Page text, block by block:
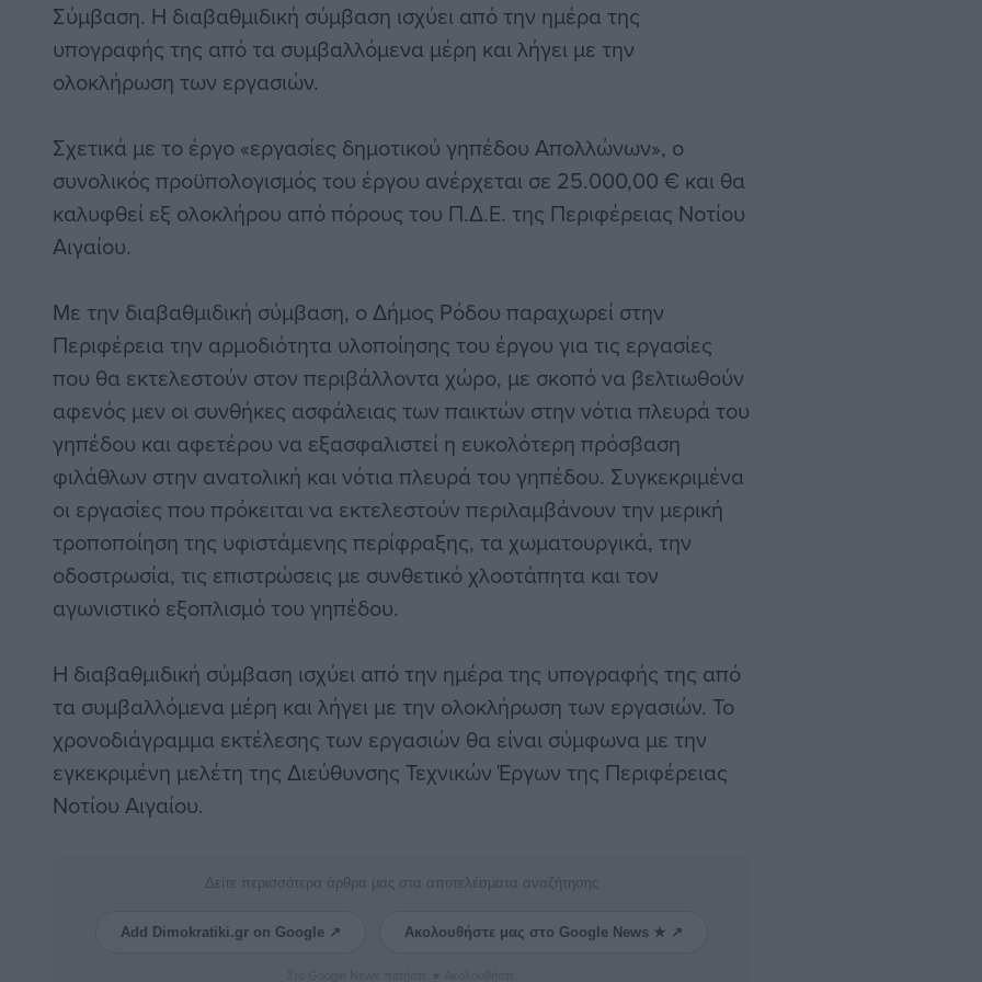
Σύμβαση. Η διαβαθμιδική σύμβαση ισχύει από την ημέρα της
υπογραφής της από τα συμβαλλόμενα μέρη και λήγει με την
ολοκλήρωση των εργασιών.
Σχετικά με το έργο «εργασίες δημοτικού γηπέδου Απολλώνων», ο
συνολικός προϋπολογισμός του έργου ανέρχεται σε 25.000,00 € και θα
καλυφθεί εξ ολοκλήρου από πόρους του Π.Δ.Ε. της Περιφέρειας Νοτίου
Αιγαίου.
Με την διαβαθμιδική σύμβαση, ο Δήμος Ρόδου παραχωρεί στην
Περιφέρεια την αρμοδιότητα υλοποίησης του έργου για τις εργασίες
που θα εκτελεστούν στον περιβάλλοντα χώρο, με σκοπό να βελτιωθούν
αφενός μεν οι συνθήκες ασφάλειας των παικτών στην νότια πλευρά του
γηπέδου και αφετέρου να εξασφαλιστεί η ευκολότερη πρόσβαση
φιλάθλων στην ανατολική και νότια πλευρά του γηπέδου. Συγκεκριμένα
οι εργασίες που πρόκειται να εκτελεστούν περιλαμβάνουν την μερική
τροποποίηση της υφιστάμενης περίφραξης, τα χωματουργικά, την
οδοστρωσία, τις επιστρώσεις με συνθετικό χλοοτάπητα και τον
αγωνιστικό εξοπλισμό του γηπέδου.
Η διαβαθμιδική σύμβαση ισχύει από την ημέρα της υπογραφής της από
τα συμβαλλόμενα μέρη και λήγει με την ολοκλήρωση των εργασιών. Το
χρονοδιάγραμμα εκτέλεσης των εργασιών θα είναι σύμφωνα με την
εγκεκριμένη μελέτη της Διεύθυνσης Τεχνικών Έργων της Περιφέρειας
Νοτίου Αιγαίου.
Δείτε περισσότερα άρθρα μας στα αποτελέσματα αναζήτησης
Add Dimokratiki.gr on Google ↗ Ακολουθήστε μας στο Google News ★ ↗